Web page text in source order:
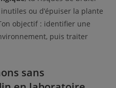
ou d’épuiser la plante
objectif : identifier une
puis traiter
sans